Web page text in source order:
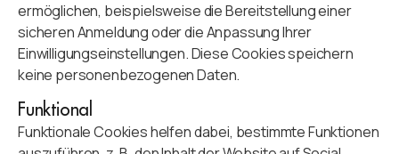
ermöglichen, beispielsweise die Bereitstellung einer
sicheren Anmeldung oder die Anpassung Ihrer
Einwilligungseinstellungen. Diese Cookies speichern
keine personenbezogenen Daten.
Funktional
Funktionale Cookies helfen dabei, bestimmte Funktionen